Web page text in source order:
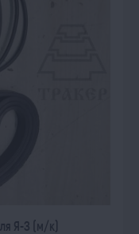
Я-З (м/к)